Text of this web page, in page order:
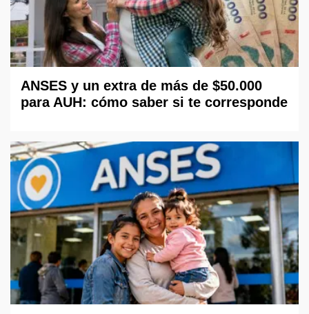
ANSES y un extra de más de $50.000
para AUH: cómo saber si te corresponde